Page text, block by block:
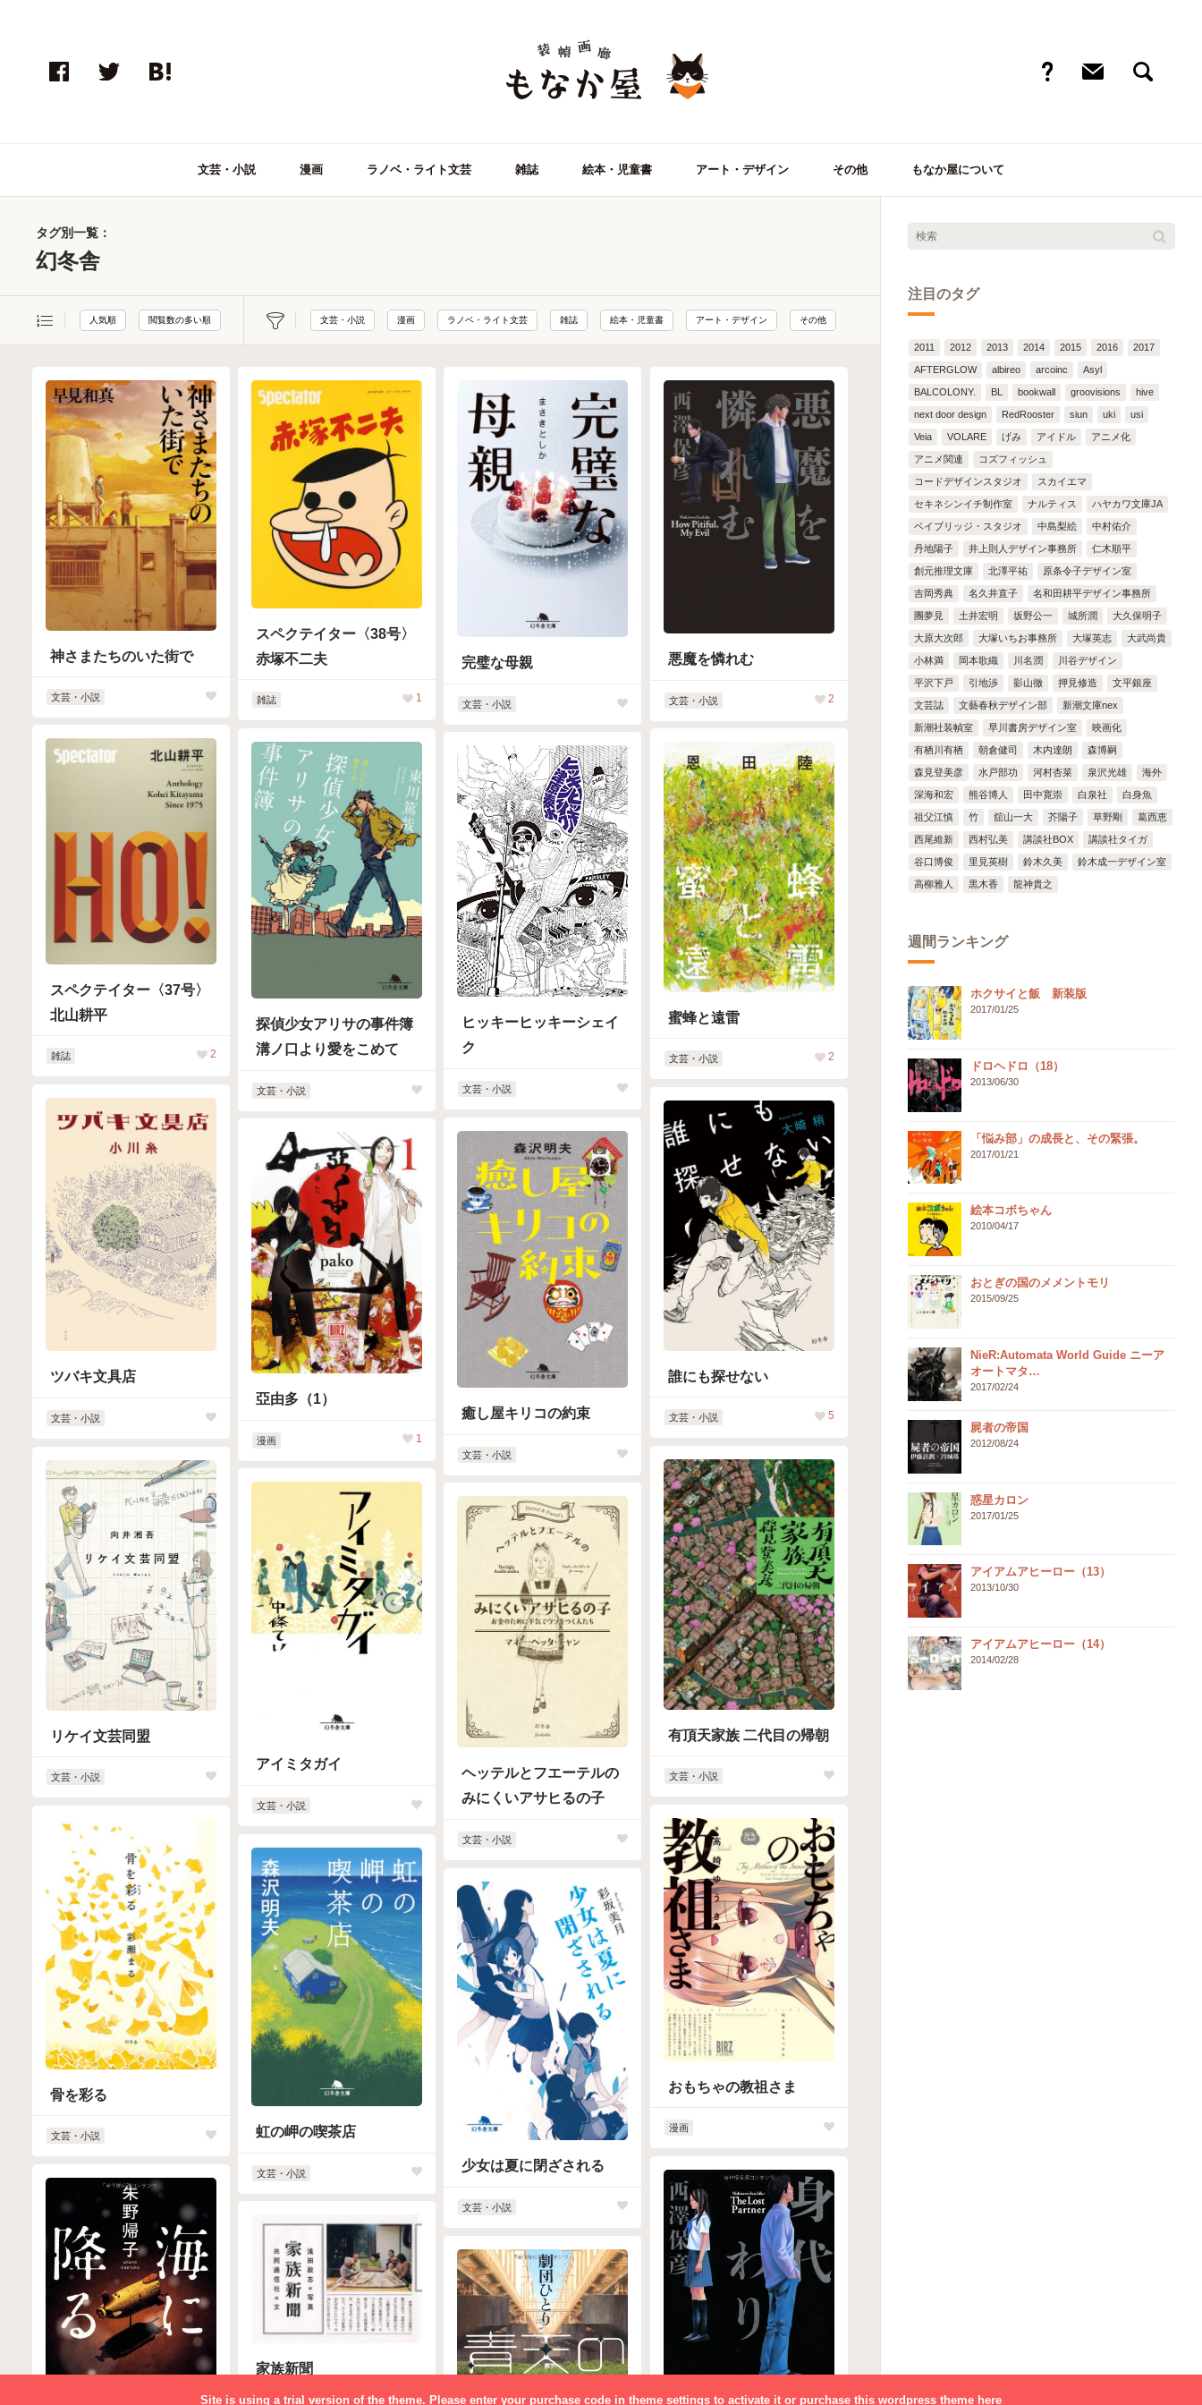
文芸・小説 漫画 ラノベ・ライト文芸 雑誌 絵本・児童書 アート・デザイン その他 もなか屋について
タグ別一覧：
幻冬舎
人気順 閲覧数の多い順 文芸・小説 漫画 ラノベ・ライト文芸 雑誌 絵本・児童書 アート・デザイン その他
神さまたちのいた街で
文芸・小説
スペクテイター〈38号〉
赤塚不二夫
雑誌 1
完璧な母親
文芸・小説
悪魔を憐れむ
文芸・小説 2
スペクテイター〈37号〉
北山耕平
雑誌 2
探偵少女アリサの事件簿
溝ノ口より愛をこめて
文芸・小説
蜜蜂と遠雷
文芸・小説 2
ヒッキーヒッキーシェイ
ク
文芸・小説
ツバキ文具店
文芸・小説
誰にも探せない
文芸・小説 5
癒し屋キリコの約束
文芸・小説
亞由多（1）
漫画 1
有頂天家族 二代目の帰朝
文芸・小説
リケイ文芸同盟
文芸・小説
アイミタガイ
文芸・小説
ヘッテルとフエーテルの
みにくいアサヒるの子
文芸・小説
おもちゃの教祖さま
漫画
骨を彩る
文芸・小説 虹の岬の喫茶店
文芸・小説 少女は夏に閉ざされる
文芸・小説
家族新聞
注目のタグ
2011 2012 2013 2014 2015 2016 2017
AFTERGLOW albireo arcoinc Asyl
BALCOLONY. BL bookwall groovisions hive
next door design RedRooster siun uki usi
Veia VOLARE げみ アイドル アニメ化
アニメ関連 コズフィッシュ
コードデザインスタジオ スカイエマ
セキネシンイチ制作室 ナルティス ハヤカワ文庫JA
ベイブリッジ・スタジオ 中島梨絵 中村佑介
丹地陽子 井上則人デザイン事務所 仁木順平
創元推理文庫 北澤平祐 原条令子デザイン室
吉岡秀典 名久井直子 名和田耕平デザイン事務所
團夢見 土井宏明 坂野公一 城所潤 大久保明子
大原大次郎 大塚いちお事務所 大塚英志 大武尚貴
小林満 岡本歌織 川名潤 川谷デザイン
平沢下戸 引地渉 影山徹 押見修造 文平銀座
文芸誌 文藝春秋デザイン部 新潮文庫nex
新潮社装幀室 早川書房デザイン室 映画化
有栖川有栖 朝倉健司 木内達朗 森博嗣
森見登美彦 水戸部功 河村杏菜 泉沢光雄 海外
深海和宏 熊谷博人 田中寛崇 白泉社 白身魚
祖父江慎 竹 舘山一大 芥陽子 草野剛 葛西恵
西尾維新 西村弘美 講談社BOX 講談社タイガ
谷口博俊 里見英樹 鈴木久美 鈴木成一デザイン室
高柳雅人 黒木香 龍神貴之
週間ランキング
ホクサイと飯 新装版
2017/01/25
ドロヘドロ（18）
2013/06/30
「悩み部」の成長と、その緊張。
2017/01/21
絵本コボちゃん
2010/04/17
おとぎの国のメメントモリ
2015/09/25
NieR:Automata World Guide ニーア
オートマタ…
2017/02/24
屍者の帝国
2012/08/24
惑星カロン
2017/01/25
アイアムアヒーロー（13）
2013/10/30
アイアムアヒーロー（14）
2014/02/28
Site is using a trial version of the theme. Please enter your purchase code in theme settings to activate it or purchase this wordpress theme here